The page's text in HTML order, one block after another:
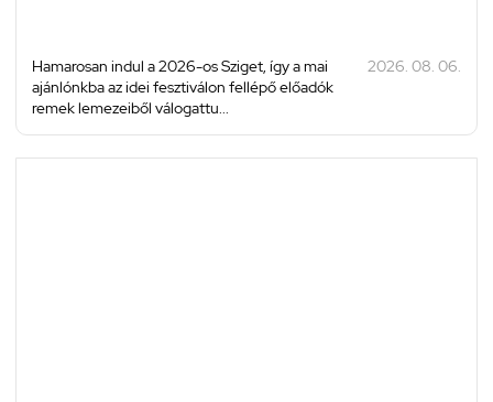
Hamarosan indul a 2026-os Sziget, így a mai
ajánlónkba az idei fesztiválon fellépő előadók
remek lemezeiből válogattu...
2026. 08. 06.